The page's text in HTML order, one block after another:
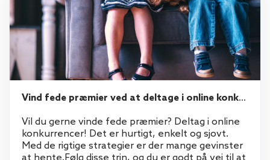
Vind fede præmier ved at deltage i online konkurrencer
Vil du gerne vinde fede præmier? Deltag i online
konkurrencer! Det er hurtigt, enkelt og sjovt.
Med de rigtige strategier er der mange gevinster